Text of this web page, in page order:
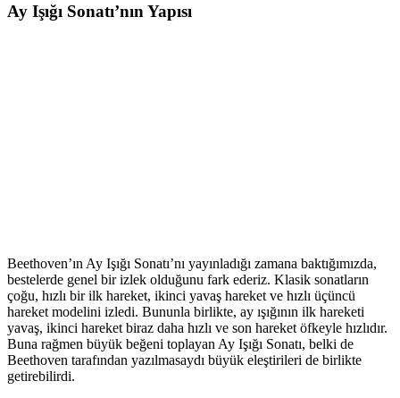
Ay Işığı Sonatı’nın Yapısı
Beethoven’ın Ay Işığı Sonatı’nı yayınladığı zamana baktığımızda,
bestelerde genel bir izlek olduğunu fark ederiz. Klasik sonatların
çoğu, hızlı bir ilk hareket, ikinci yavaş hareket ve hızlı üçüncü
hareket modelini izledi. Bununla birlikte, ay ışığının ilk hareketi
yavaş, ikinci hareket biraz daha hızlı ve son hareket öfkeyle hızlıdır.
Buna rağmen büyük beğeni toplayan Ay Işığı Sonatı, belki de
Beethoven tarafından yazılmasaydı büyük eleştirileri de birlikte
getirebilirdi.